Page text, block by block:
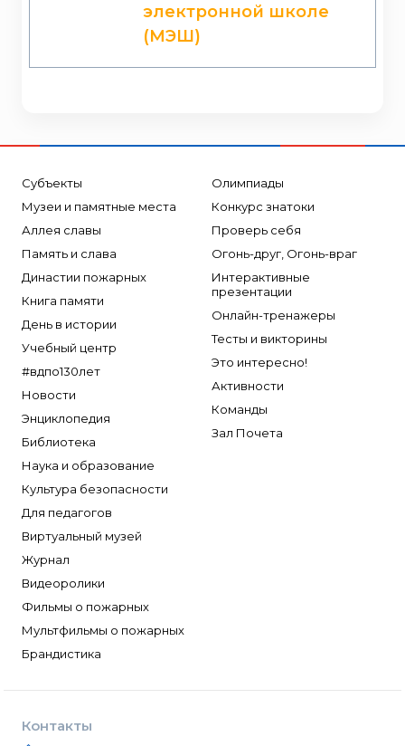
электронной школе
(МЭШ)
Субъекты
Музеи и памятные места
Аллея славы
Память и слава
Династии пожарных
Книга памяти
День в истории
Учебный центр
#вдпо130лет
Новости
Энциклопедия
Библиотека
Наука и образование
Культура безопасности
Для педагогов
Виртуальный музей
Журнал
Видеоролики
Фильмы о пожарных
Мультфильмы о пожарных
Брандистика
Олимпиады
Конкурс знатоки
Проверь себя
Огонь-друг, Огонь-враг
Интерактивные
презентации
Онлайн-тренажеры
Тесты и викторины
Это интересно!
Активности
Команды
Зал Почета
Контакты